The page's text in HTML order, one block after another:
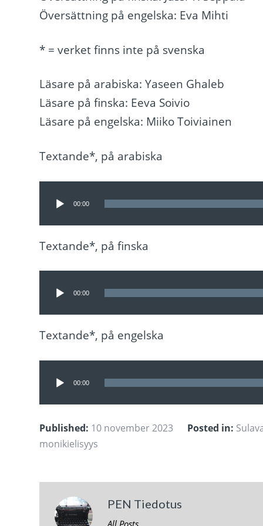
Översättning på engelska: Eva Mihti
* = verket finns inte på svenska
Läsare på arabiska: Yaseen Ghaleb
Läsare på finska: Eeva Soivio
Läsare på engelska: Miiko Toiviainen
Textande*, på arabiska
00:00
Textande*, på finska
00:00
Textande*, på engelska
00:00
Published: 10 november 2023 Posted in:
monikielisyys
PEN Tiedotus